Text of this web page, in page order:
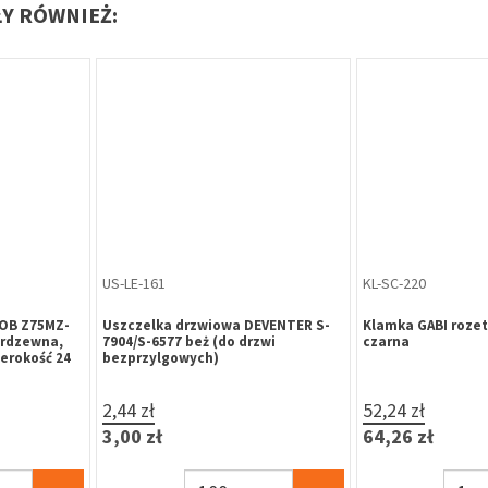
RÓWNIEŻ:
satyna
TA-SC-275
Szyld do klamki GABI chrom/satyna
na wkład
21,97 zł
27,02 zł